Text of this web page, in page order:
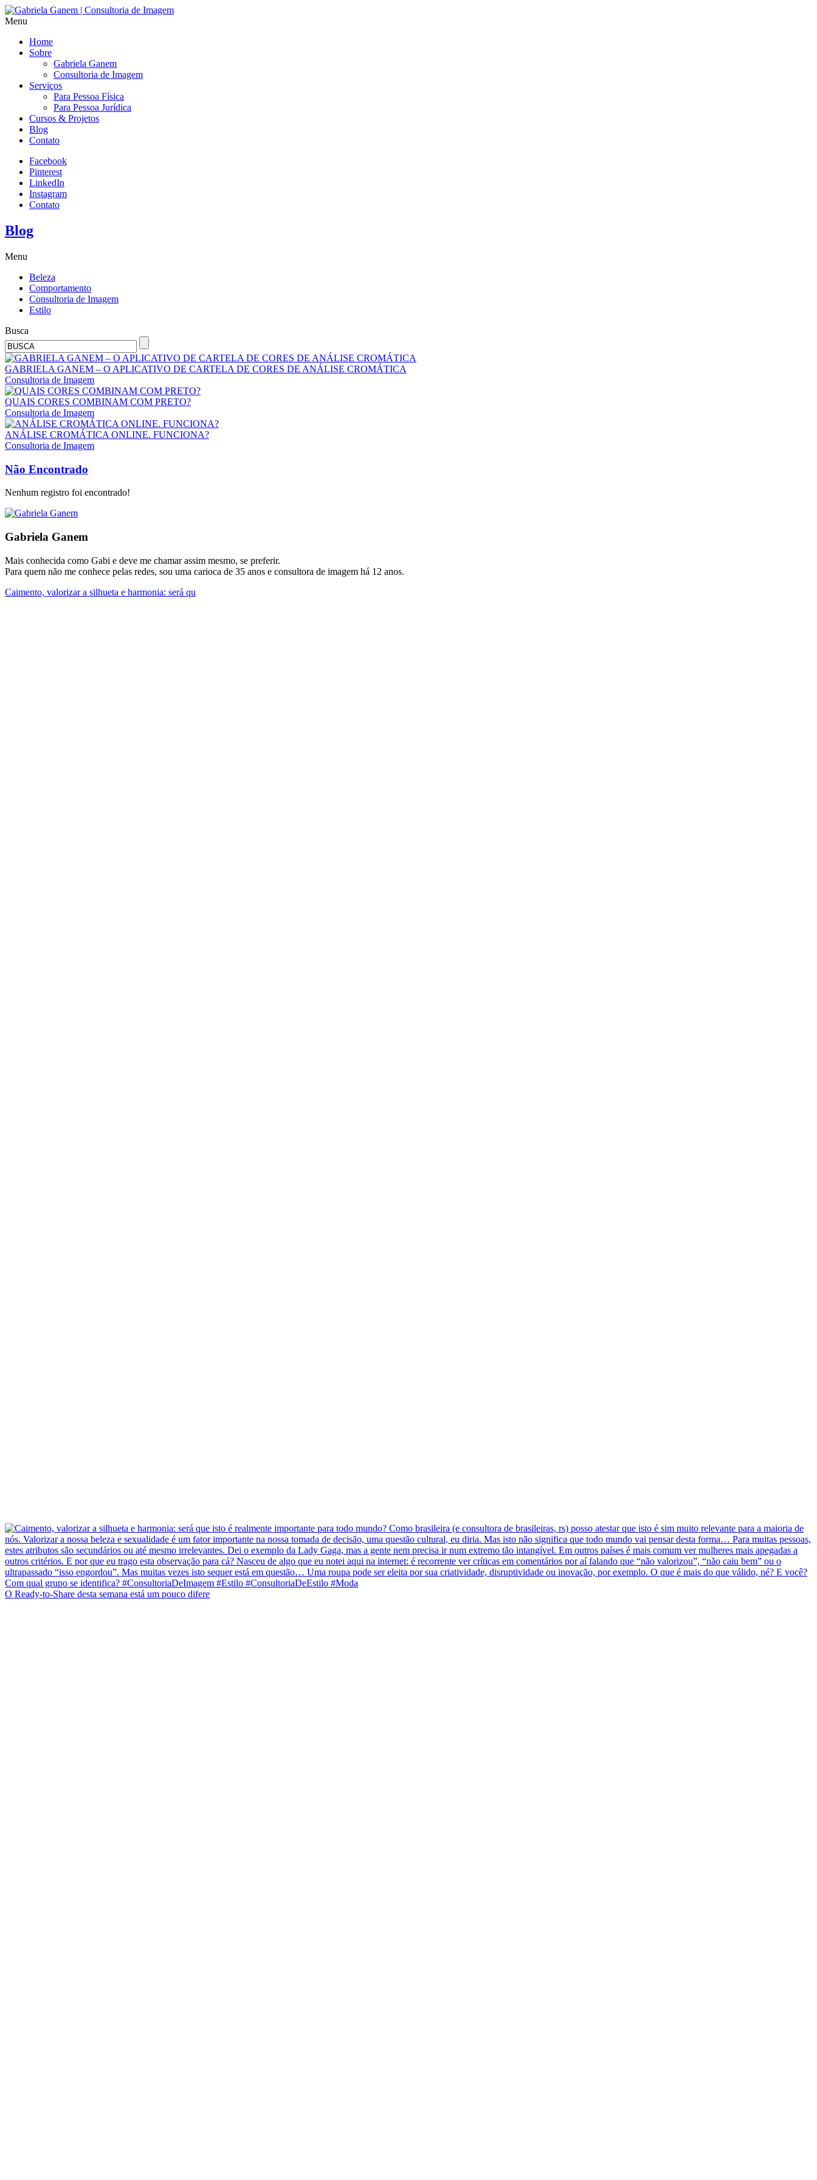
Menu
Home
Sobre
Gabriela Ganem
Consultoria de Imagem
Serviços
Para Pessoa Física
Para Pessoa Jurídica
Cursos & Projetos
Blog
Contato
Facebook
Pinterest
LinkedIn
Instagram
Contato
Blog
Menu
Beleza
Comportamento
Consultoria de Imagem
Estilo
Busca
GABRIELA GANEM – O APLICATIVO DE CARTELA DE CORES DE ANÁLISE CROMÁTICA
Consultoria de Imagem
QUAIS CORES COMBINAM COM PRETO?
Consultoria de Imagem
ANÁLISE CROMÁTICA ONLINE. FUNCIONA?
Consultoria de Imagem
Não Encontrado
Nenhum registro foi encontrado!
Gabriela Ganem
Mais conhecida como Gabi e deve me chamar assim mesmo, se preferir.
Para quem não me conhece pelas redes, sou uma carioca de 35 anos e consultora de imagem há 12 anos.
Caimento, valorizar a silhueta e harmonia: será qu
O Ready-to-Share desta semana está um pouco difere